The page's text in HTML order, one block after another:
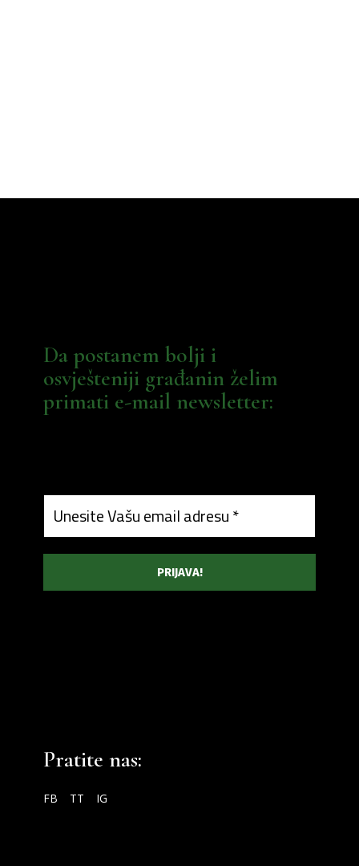
Da postanem bolji i
osvješteniji građanin želim
primati e-mail newsletter:
Pratite nas:
FB TT IG